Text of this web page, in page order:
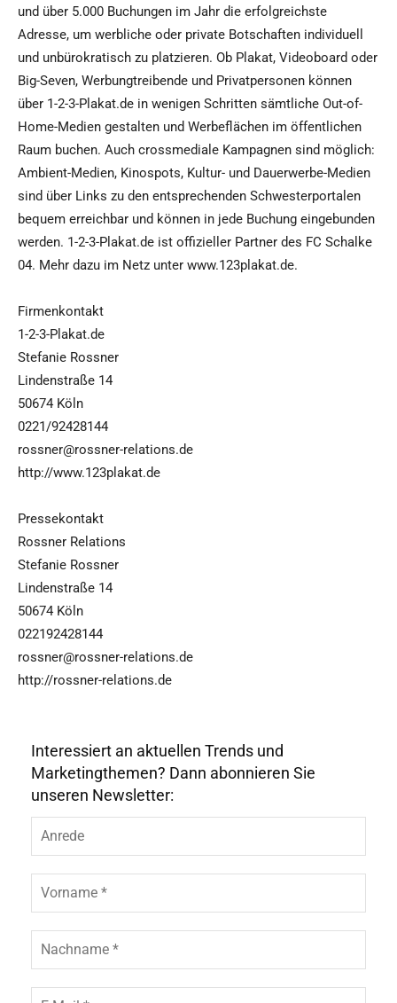
und über 5.000 Buchungen im Jahr die erfolgreichste
Adresse, um werbliche oder private Botschaften individuell
und unbürokratisch zu platzieren. Ob Plakat, Videoboard oder
Big-Seven, Werbungtreibende und Privatpersonen können
über 1-2-3-Plakat.de in wenigen Schritten sämtliche Out-of-
Home-Medien gestalten und Werbeflächen im öffentlichen
Raum buchen. Auch crossmediale Kampagnen sind möglich:
Ambient-Medien, Kinospots, Kultur- und Dauerwerbe-Medien
sind über Links zu den entsprechenden Schwesterportalen
bequem erreichbar und können in jede Buchung eingebunden
werden. 1-2-3-Plakat.de ist offizieller Partner des FC Schalke
04. Mehr dazu im Netz unter www.123plakat.de.
Firmenkontakt
1-2-3-Plakat.de
Stefanie Rossner
Lindenstraße 14
50674 Köln
0221/92428144
rossner@rossner-relations.de
http://www.123plakat.de
Pressekontakt
Rossner Relations
Stefanie Rossner
Lindenstraße 14
50674 Köln
022192428144
rossner@rossner-relations.de
http://rossner-relations.de
Interessiert an aktuellen Trends und
Marketingthemen? Dann abonnieren Sie
unseren Newsletter: